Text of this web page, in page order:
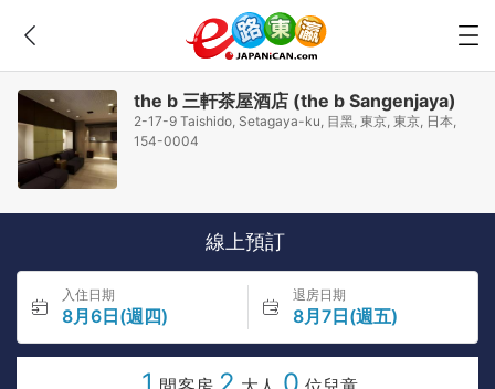
the b 三軒茶屋酒店 (the b Sangenjaya)
2-17-9 Taishido, Setagaya-ku, 目黑, 東京, 東京, 日本,
154-0004
線上預訂
入住日期
8月6日(週四)
退房日期
8月7日(週五)